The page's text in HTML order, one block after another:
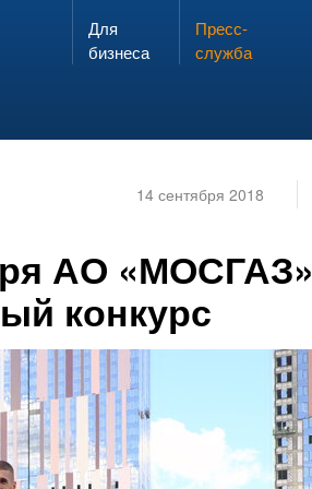
Запах газа?
ЗВОНИ 104
Для
бизнеса
Пресс-
служба
14 сентября 2018
АО «МОСГАЗ»
конкурс